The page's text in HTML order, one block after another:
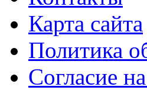
Карта сайта
Политика
Согласие